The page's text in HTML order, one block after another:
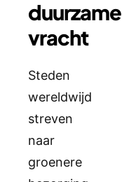
duurzame
vracht
Steden
wereldwijd
streven
naar
groenere